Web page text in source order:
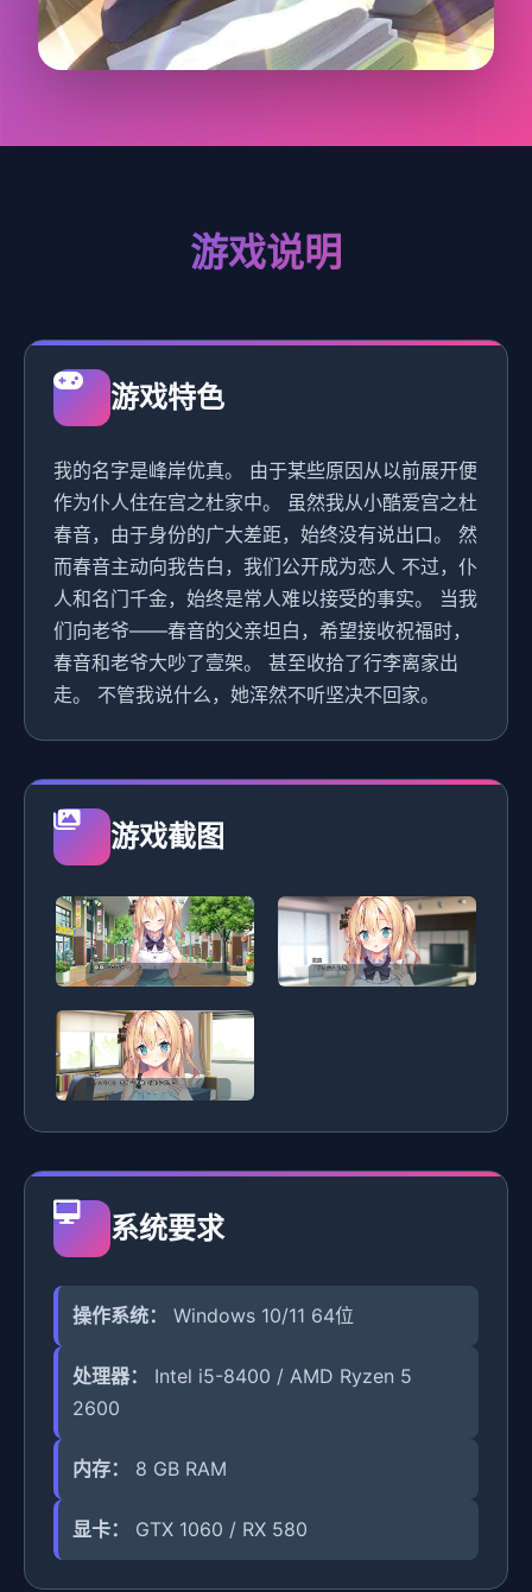
游戏说明
游戏特色
我的名字是峰岸优真。 由于某些原因从以前展开便
作为仆人住在宫之杜家中。 虽然我从小酷爱宫之杜
春音，由于身份的广大差距，始终没有说出口。 然
而春音主动向我告白，我们公开成为恋人 不过，仆
人和名门千金，始终是常人难以接受的事实。 当我
们向老爷——春音的父亲坦白，希望接收祝福时，
春音和老爷大吵了壹架。 甚至收拾了行李离家出
走。 不管我说什么，她浑然不听坚决不回家。
游戏截图
系统要求
操作系统： Windows 10/11 64位
处理器：
Intel i5-8400 / AMD Ryzen 5
2600
内存： 8 GB RAM
显卡： GTX 1060 / RX 580